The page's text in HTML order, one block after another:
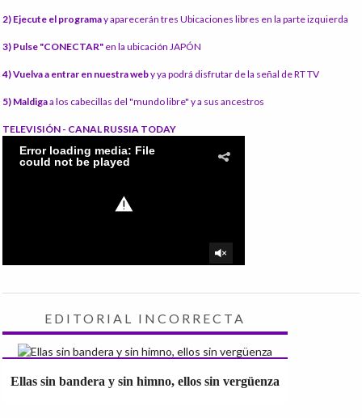
2) Ejecute el programay aparecerán tres Ubicaciones libres en la parte izquierda
3) Pulse "CONECTAR" en la ubicación JAPÓN
4) Vuelva a entrar en nuestra weby ya podrá disfrutar de la señal de RT TV
5) Maldigaa los cabecillas del "mundo libre" y a sus ancestros
TELEVISIÓN - CANAL RUSSIA TODAY
EDITORIAL INCORRECTA
Ellas sin bandera y sin himno, ellos sin vergüenza